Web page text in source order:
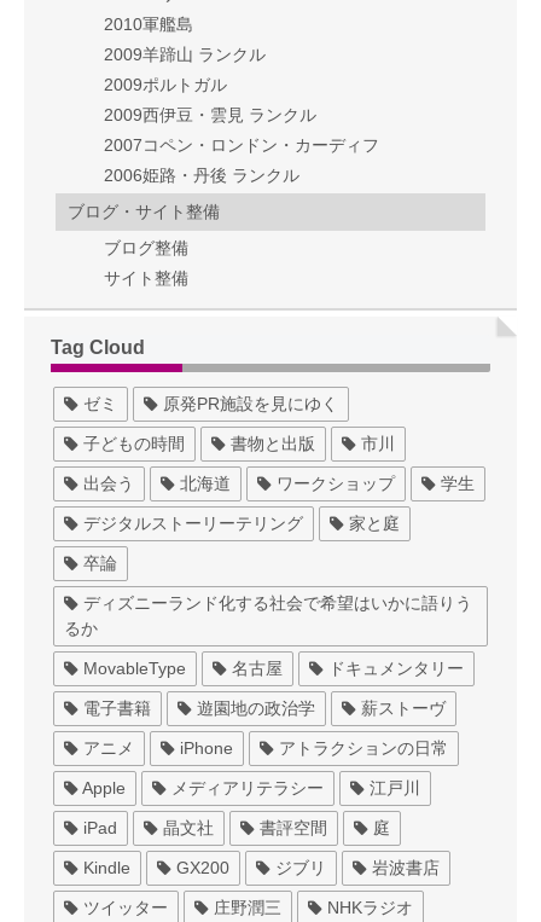
2010軍艦島
2009羊蹄山 ランクル
2009ポルトガル
2009西伊豆・雲見 ランクル
2007コペン・ロンドン・カーディフ
2006姫路・丹後 ランクル
ブログ・サイト整備
ブログ整備
サイト整備
Tag Cloud
ゼミ 原発PR施設を見にゆく
子どもの時間 書物と出版 市川
出会う 北海道 ワークショップ 学生
デジタルストーリーテリング 家と庭
卒論
ディズニーランド化する社会で希望はいかに語りう
るか
MovableType 名古屋 ドキュメンタリー
電子書籍 遊園地の政治学 薪ストーヴ
アニメ iPhone アトラクションの日常
Apple メディアリテラシー 江戸川
iPad 晶文社 書評空間 庭
Kindle GX200 ジブリ 岩波書店
ツイッター 庄野潤三 NHKラジオ